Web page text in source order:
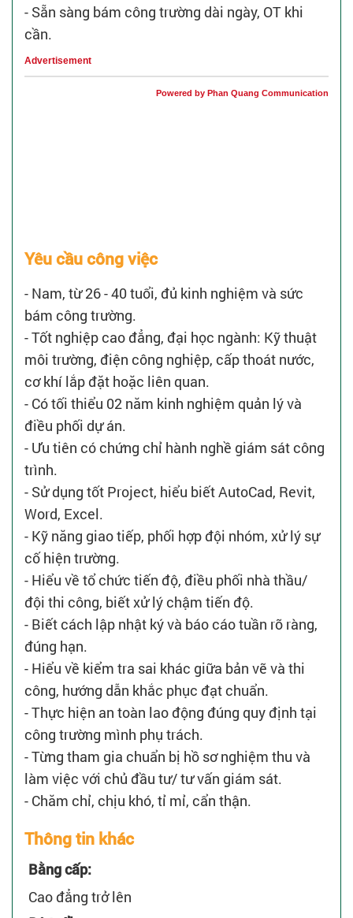
- Sẵn sàng bám công trường dài ngày, OT khi
cần.
Advertisement
Powered by Phan Quang Communication
Yêu cầu công việc
- Nam, từ 26 - 40 tuổi, đủ kinh nghiệm và sức
bám công trường.
- Tốt nghiệp cao đẳng, đại học ngành: Kỹ thuật
môi trường, điện công nghiệp, cấp thoát nước,
cơ khí lắp đặt hoặc liên quan.
- Có tối thiểu 02 năm kinh nghiệm quản lý và
điều phối dự án.
- Ưu tiên có chứng chỉ hành nghề giám sát công
trình.
- Sử dụng tốt Project, hiểu biết AutoCad, Revit,
Word, Excel.
- Kỹ năng giao tiếp, phối hợp đội nhóm, xử lý sự
cố hiện trường.
- Hiểu về tổ chức tiến độ, điều phối nhà thầu/
đội thi công, biết xử lý chậm tiến độ.
- Biết cách lập nhật ký và báo cáo tuần rõ ràng,
đúng hạn.
- Hiểu về kiểm tra sai khác giữa bản vẽ và thi
công, hướng dẫn khắc phục đạt chuẩn.
- Thực hiện an toàn lao động đúng quy định tại
công trường mình phụ trách.
- Từng tham gia chuẩn bị hồ sơ nghiệm thu và
làm việc với chủ đầu tư/ tư vấn giám sát.
- Chăm chỉ, chịu khó, tỉ mỉ, cẩn thận.
Thông tin khác
Bằng cấp:
Cao đẳng trở lên